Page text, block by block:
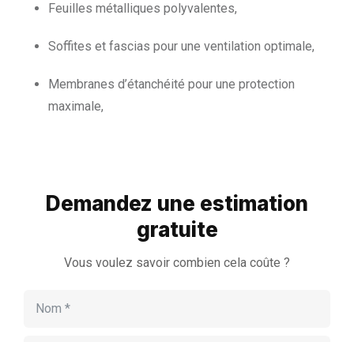
Feuilles métalliques polyvalentes,
Soffites et fascias pour une ventilation optimale,
Membranes d’étanchéité pour une protection
maximale,
Demandez une estimation
gratuite
Vous voulez savoir combien cela coûte ?